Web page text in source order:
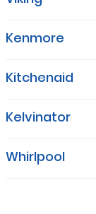
Kenmore
Kitchenaid
Kelvinator
Whirlpool